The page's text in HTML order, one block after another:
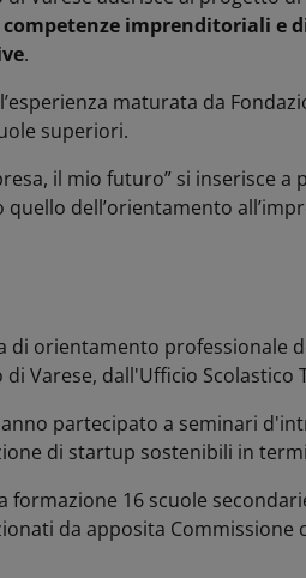
imprenditoriali e
.
maturata da
superiori.
il mio futuro” si inserisce
dell’orientamento
di orientamento professionale
di Varese, dall'Ufficio
partecipato a seminari
di startup sostenibili in
formazione 16 scuole
da apposita